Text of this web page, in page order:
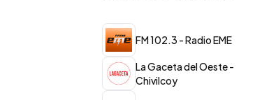
FM 102.3 - Radio EME
La Gaceta del Oeste -
Chivilcoy